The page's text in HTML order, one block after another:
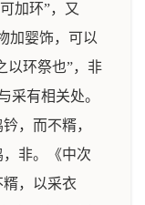
加环”，又
加婴饰，可以
以环祭也”，非
采有相关处。
，而不糈，
非。《中次
，以采衣